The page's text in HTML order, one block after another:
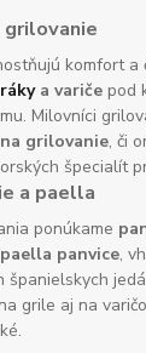
grilovanie
komfort a
a variče pod
Milovníci
grilovanie, či
špecialít
a paella
ponúkame
panvice,
španielskych
grile aj na